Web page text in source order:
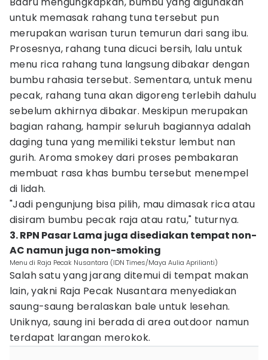
untuk memasak rahang tuna tersebut pun
merupakan warisan turun temurun dari sang ibu.
Prosesnya, rahang tuna dicuci bersih, lalu untuk
menu rica rahang tuna langsung dibakar dengan
bumbu rahasia tersebut. Sementara, untuk menu
pecak, rahang tuna akan digoreng terlebih dahulu
sebelum akhirnya dibakar. Meskipun merupakan
bagian rahang, hampir seluruh bagiannya adalah
daging tuna yang memiliki tekstur lembut nan
gurih. Aroma smokey dari proses pembakaran
membuat rasa khas bumbu tersebut menempel
di lidah.
"Jadi pengunjung bisa pilih, mau dimasak rica atau
disiram bumbu pecak raja atau ratu," tuturnya.
3. RPN Pasar Lama juga disediakan tempat non-
AC namun juga non-smoking
Menu di Raja Pecak Nusantara (IDN Times/Maya Aulia Aprilianti)
Salah satu yang jarang ditemui di tempat makan
lain, yakni Raja Pecak Nusantara menyediakan
saung-saung beralaskan bale untuk lesehan.
Uniknya, saung ini berada di area outdoor namun
terdapat larangan merokok.